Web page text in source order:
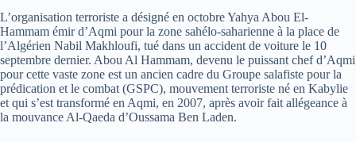
L’organisation terroriste a désigné en octobre Yahya Abou El-
Hammam émir d’Aqmi pour la zone sahélo-saharienne à la place de
l’Algérien Nabil Makhloufi, tué dans un accident de voiture le 10
septembre dernier. Abou Al Hammam, devenu le puissant chef d’Aqmi
pour cette vaste zone est un ancien cadre du Groupe salafiste pour la
prédication et le combat (GSPC), mouvement terroriste né en Kabylie
et qui s’est transformé en Aqmi, en 2007, après avoir fait allégeance à
la mouvance Al-Qaeda d’Oussama Ben Laden.